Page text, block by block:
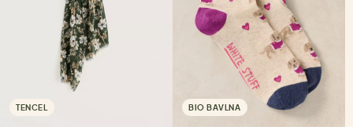
TENCEL BIO BAVLNA